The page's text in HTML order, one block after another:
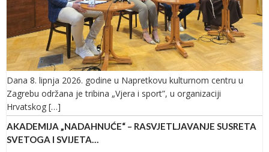
Dana 8. lipnja 2026. godine u Napretkovu kulturnom centru u
Zagrebu održana je tribina „Vjera i sport”, u organizaciji
Hrvatskog […]
AKADEMIJA „NADAHNUĆE“ – RASVJETLJAVANJE SUSRETA
SVETOGA I SVIJETA…